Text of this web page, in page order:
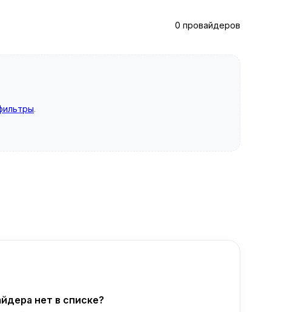
0 провайдеров
.
нет в списке?